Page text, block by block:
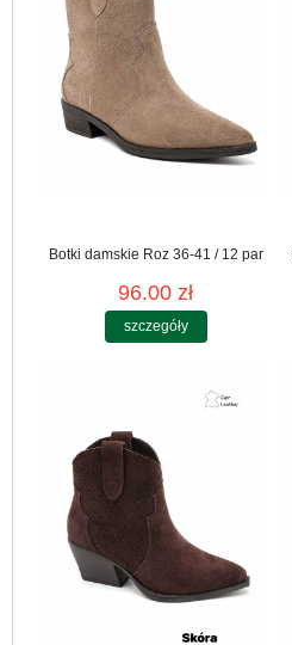
Botki damskie Roz 36-41 / 12 par
96.00 zł
szczegóły